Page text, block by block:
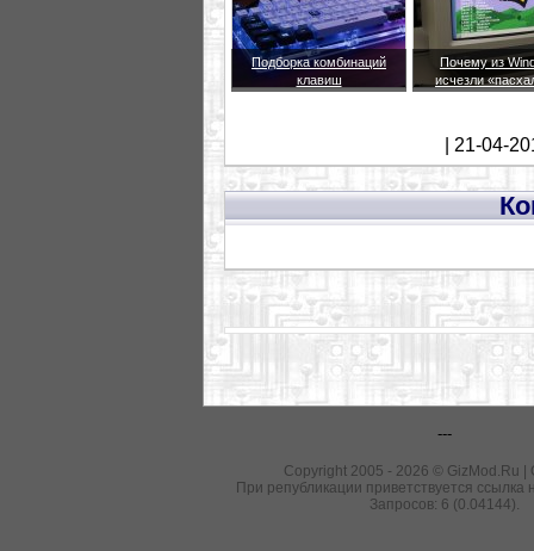
Подборка комбинаций
клавиш
Почему из
исчезли
| 21-04-
---
Copyright 2005 - 2026 © GizMod.Ru |
При републикации приветствуется ссылка
Запросов: 6 (0.04144).